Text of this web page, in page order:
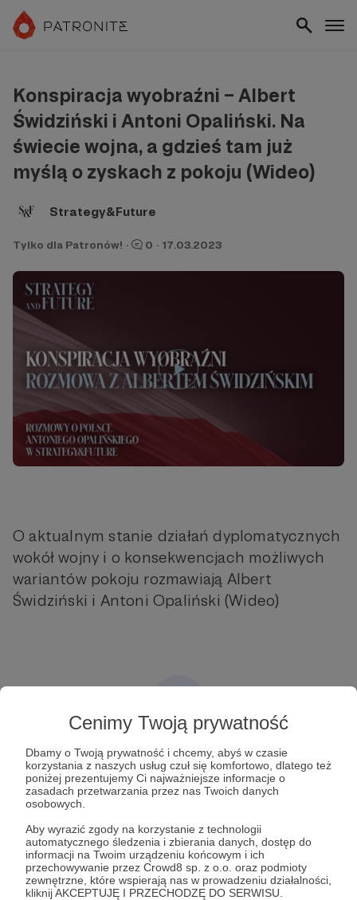
Cenimy Twoją prywatność
Dbamy o Twoją prywatność i chcemy, abyś w czasie
korzystania z naszych usług czuł się komfortowo, dlatego też
poniżej prezentujemy Ci najważniejsze informacje o
zasadach przetwarzania przez nas Twoich danych
osobowych.
Aby wyrazić zgody na korzystanie z technologii
automatycznego śledzenia i zbierania danych, dostęp do
informacji na Twoim urządzeniu końcowym i ich
przechowywanie przez Crowd8 sp. z o.o. oraz podmioty
zewnętrzne, które wspierają nas w prowadzeniu działalności,
kliknij AKCEPTUJĘ I PRZECHODZĘ DO SERWISU.
Konspiracja wyobraźni – Albert
Świdziński i Antoni Opaliński. Na
świecie wojna, a gdzieś tam już
myślą o zyskach z pokoju (Wideo)
Strategy&Future
Tylko dla Patronów! · 0 · 17.03.2023
O aktualnym stanie działań dyplomatycznych
wokół wojny i o konsekwencjach możliwych
wariantów pokoju rozmawiają Albert
Świdziński i Antoni Opaliński (Wideo)
Post dostępny tylko dla Patronów
Aby zobaczyć ten materiał musisz być zalogowany
Zostań Patronem
Zaloguj się